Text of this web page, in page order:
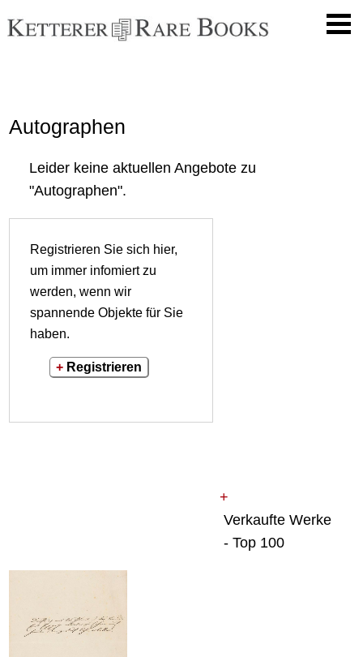
Autographen
Leider keine aktuellen Angebote zu
"Autographen".
Registrieren Sie sich hier,
um immer infomiert zu
werden, wenn wir
spannende Objekte für Sie
haben.
+ Registrieren
+
Verkaufte Werke
- Top 100